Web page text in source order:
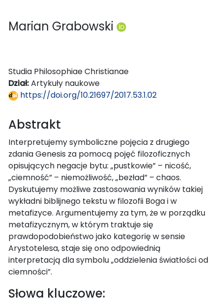
Marian Grabowski
Studia Philosophiae Christianae
Dział:Artykuły naukowe
https://doi.org/10.21697/2017.53.1.02
Abstrakt
Interpretujemy symboliczne pojęcia z drugiego
zdania Genesis za pomocą pojęć filozoficznych
opisujących negacje bytu: „pustkowie” – nicość,
„ciemność” – niemożliwość, „bezład” – chaos.
Dyskutujemy możliwe zastosowania wyników takiej
wykładni biblijnego tekstu w filozofii Boga i w
metafizyce. Argumentujemy za tym, że w porządku
metafizycznym, w którym traktuje się
prawdopodobieństwo jako kategorię w sensie
Arystotelesa, staje się ono odpowiednią
interpretacją dla symbolu „oddzielenia światłości od
ciemności”.
Słowa kluczowe: